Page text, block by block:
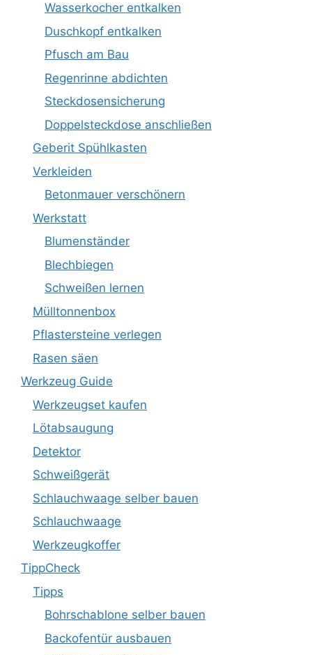
Wasserkocher entkalken
Duschkopf entkalken
Pfusch am Bau
Regenrinne abdichten
Steckdosensicherung
Doppelsteckdose anschließen
Geberit Spühlkasten
Verkleiden
Betonmauer verschönern
Werkstatt
Blumenständer
Blechbiegen
Schweißen lernen
Mülltonnenbox
Pflastersteine verlegen
Rasen säen
Werkzeug Guide
Werkzeugset kaufen
Lötabsaugung
Detektor
Schweißgerät
Schlauchwaage selber bauen
Schlauchwaage
Werkzeugkoffer
TippCheck
Tipps
Bohrschablone selber bauen
Backofentür ausbauen